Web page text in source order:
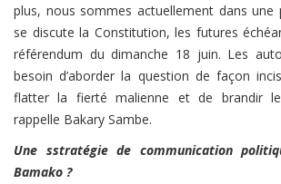
plus, nous sommes actuellement dans une
se discute la Constitution, les futures
référendum du dimanche 18 juin. Les
besoin d’aborder la question de façon
flatter la fierté malienne et de brandir le
rappelle Bakary Sambe.
Une sstratégie de communication
Bamako ?